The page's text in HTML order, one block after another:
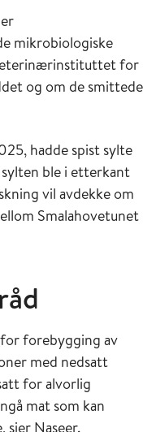
mikrobiologiske
for
og om de smittede
hadde spist sylte
ble i etterkant
vil avdekke om
Smalahovetunet
forebygging av
med nedsatt
for alvorlig
mat som kan
Naseer.